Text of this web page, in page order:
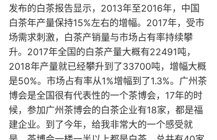
发布的白茶报告显示，2013年至2016年，中国
白茶年产量保持15%左右的增幅。2017年，受市
场需求刺激，白茶产销量与市场占有率持续攀
升。2017年全国的白茶产量大概有22491吨，
2018年产量就已经攀升到了33700吨，增幅大概
是50%。市场占有率从1%增幅到了1.3%。广州茶
博会是全国很有代表性的一个茶博会，17年的时
候，参加广州茶博会的白茶企业有18家，都是福
建企业。到了今年，给我非常大的一个感受就